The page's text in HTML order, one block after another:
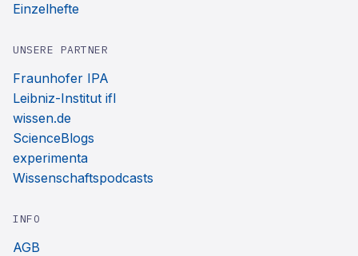
Einzelhefte
UNSERE PARTNER
Fraunhofer IPA
Leibniz-Institut ifl
wissen.de
ScienceBlogs
experimenta
Wissenschaftspodcasts
INFO
AGB